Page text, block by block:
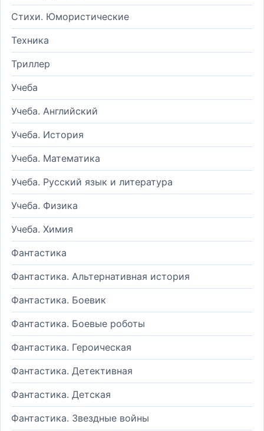
Стихи. Юмористические
Техника
Триллер
Учеба
Учеба. Английский
Учеба. История
Учеба. Математика
Учеба. Русский язык и литература
Учеба. Физика
Учеба. Химия
Фантастика
Фантастика. Альтернативная история
Фантастика. Боевик
Фантастика. Боевые роботы
Фантастика. Героическая
Фантастика. Детективная
Фантастика. Детская
Фантастика. Звездные войны